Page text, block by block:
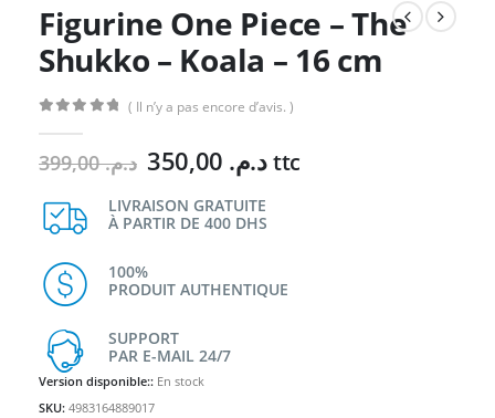
Figurine One Piece – The
Shukko – Koala – 16 cm
( Il n’y a pas encore d’avis. )
د.م.399,00 Le
prix
initial
était :
د.م.Le
est :
ttc
LIVRAISON GRATUITE
À PARTIR DE 400 DHS
100%
PRODUIT AUTHENTIQUE
SUPPORT
PAR E-MAIL 24/7
Version disponible:: En stock
SKU: 4983164889017